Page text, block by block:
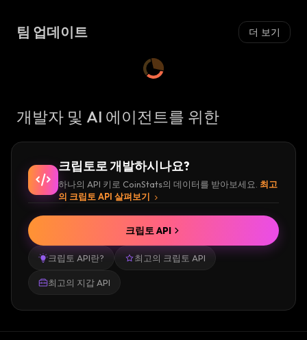
팀 업데이트 더 보기
개발자 및 AI 에이전트를 위한
크립토로 개발하시나요?
하나의 API 키로 CoinStats의 데이터를 받아보세요. 최고
의 크립토 API 살펴보기
크립토 API란? 최고의 크립토 API
최고의 지갑 API
크립토 API